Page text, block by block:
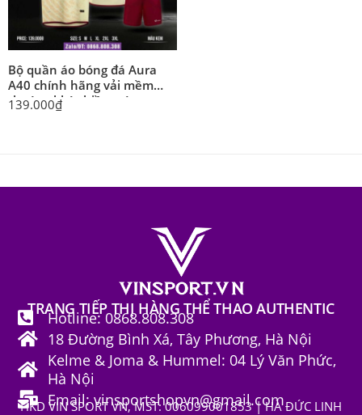
Bộ quần áo bóng đá Aura
A40 chính hãng vải mềm
thoáng khí nhiều màu
139.000₫
TRANG TIẾP THỊ HÀNG THỂ THAO AUTHENTIC
Hotline: 0868.808.308
18 Đường Bình Xá, Tây Phương, Hà Nội
Kelme & Joma & Hummel: 04 Lý Văn Phức,
Hà Nội
Email: vinsportshopvn@gmail.com
HKD VIN SPORT VN, MST: 006099001853 | HÀ ĐỨC LINH